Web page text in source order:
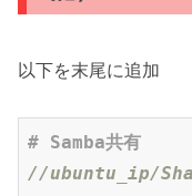
以下を末尾に追加
# Samba共有
//ubuntu_ip/